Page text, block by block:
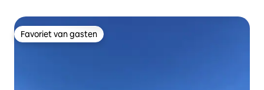
Favoriet van gasten
Favoriet van gasten